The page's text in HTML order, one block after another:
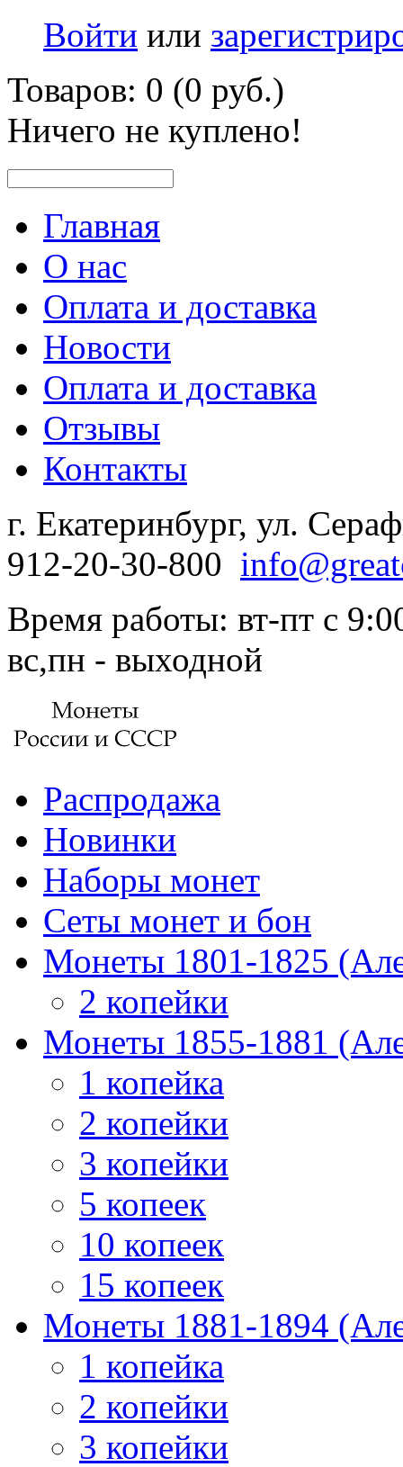
Войти или
Товаров: 0 (0 руб.)
Ничего не куплено!
Главная
О нас
Оплата и доставка
Новости
Оплата и доставка
Отзывы
Контакты
г. Екатеринбург, ул.
912-20-30-800
Время работы: вт-пт с
вс,пн - выходной
Распродажа
Новинки
Наборы монет
Сеты монет и бон
Монеты 1801-1825
2 копейки
Монеты 1855-1881
1 копейка
2 копейки
3 копейки
5 копеек
10 копеек
15 копеек
Монеты 1881-1894
1 копейка
2 копейки
3 копейки